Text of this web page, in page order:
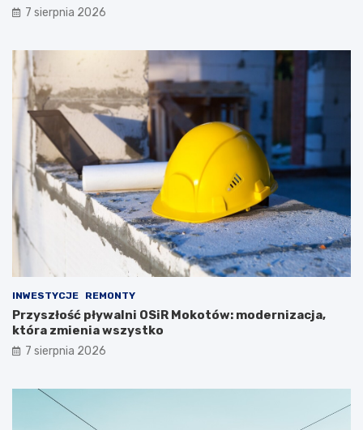
7 sierpnia 2026
INWESTYCJE REMONTY
Przyszłość pływalni OSiR Mokotów: modernizacja,
która zmienia wszystko
7 sierpnia 2026